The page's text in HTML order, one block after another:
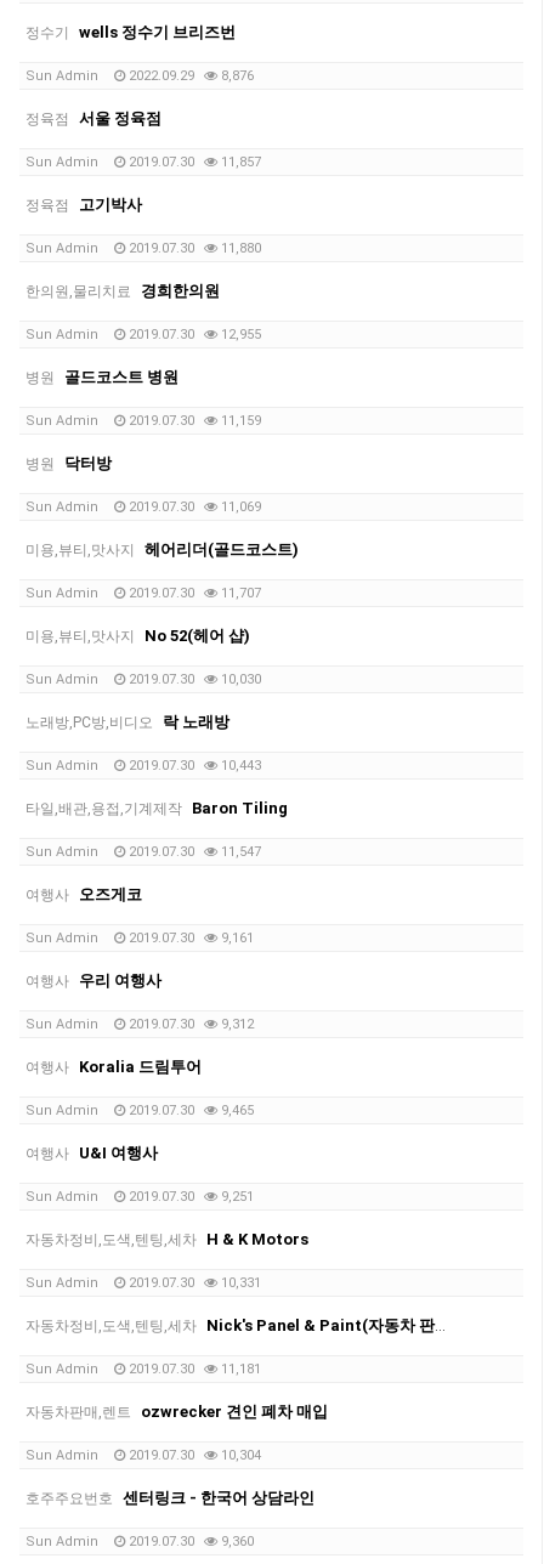
정수기 wells 정수기 브리즈번
Sun Admin 2022.09.29 8,876
정육점 서울 정육점
Sun Admin 2019.07.30 11,857
정육점 고기박사
Sun Admin 2019.07.30 11,880
한의원,물리치료 경희한의원
Sun Admin 2019.07.30 12,955
병원 골드코스트 병원
Sun Admin 2019.07.30 11,159
병원 닥터방
Sun Admin 2019.07.30 11,069
미용,뷰티,맛사지 헤어리더(골드코스트)
Sun Admin 2019.07.30 11,707
미용,뷰티,맛사지 No 52(헤어 샵)
Sun Admin 2019.07.30 10,030
노래방,PC방,비디오 락 노래방
Sun Admin 2019.07.30 10,443
타일,배관,용접,기계제작 Baron Tiling
Sun Admin 2019.07.30 11,547
여행사 오즈게코
Sun Admin 2019.07.30 9,161
여행사 우리 여행사
Sun Admin 2019.07.30 9,312
여행사 Koralia 드림투어
Sun Admin 2019.07.30 9,465
여행사 U&I 여행사
Sun Admin 2019.07.30 9,251
자동차정비,도색,텐팅,세차 H & K Motors
Sun Admin 2019.07.30 10,331
자동차정비,도색,텐팅,세차 Nick's Panel & Paint(자동차 판금 도장 전문)
Sun Admin 2019.07.30 11,181
자동차판매,렌트 ozwrecker 견인 폐차 매입
Sun Admin 2019.07.30 10,304
호주주요번호 센터링크 - 한국어 상담라인
Sun Admin 2019.07.30 9,360